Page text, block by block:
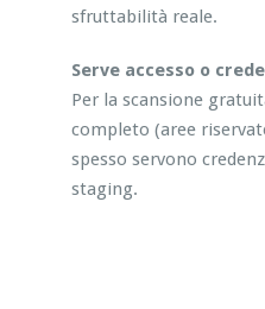
sfruttabilità reale.
Serve accesso o
Per la scansione
completo (aree
spesso servono
staging.